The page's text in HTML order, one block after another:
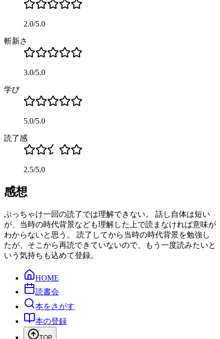
2.0/5.0
斬新さ
3.0/5.0
学び
5.0/5.0
読了感
2.5/5.0
感想
ぶっちゃけ一回の読了では理解できない。 話し自体は短い
が、当時の時代背景なども理解した上で読まなければ意味が
わからないと思う。 読了してから当時の時代背景を勉強し
たが、そこから再読できていないので、もう一度読みたいと
いう気持ちも込めて登録。
HOME
読書会
本をさがす
本の登録
TOP